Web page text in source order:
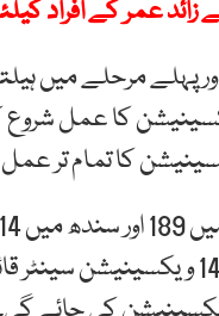
مرحلے میں
ویکسینیشن کا عمل
کا تمام تر